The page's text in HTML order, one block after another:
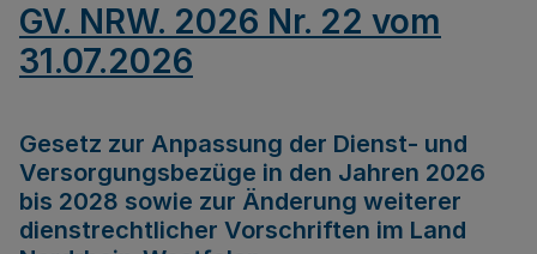
GV. NRW. 2026 Nr. 22 vom
31.07.2026
Gesetz zur Anpassung der Dienst- und
Versorgungsbezüge in den Jahren 2026
bis 2028 sowie zur Änderung weiterer
dienstrechtlicher Vorschriften im Land